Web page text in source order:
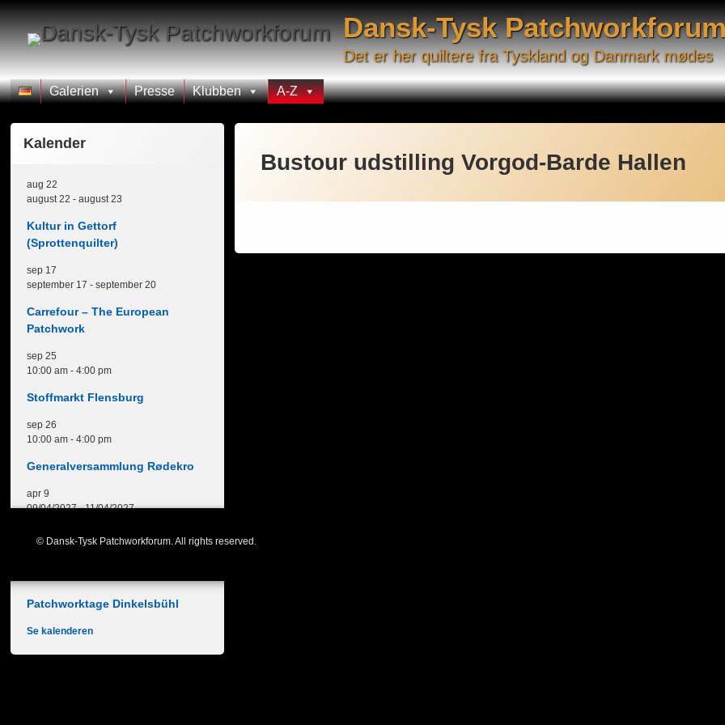
to
content
Dansk-Tysk
Det er her quiltere fra Tyskland og Danmark mødes
Galerien Presse Klubben A-Z
Bustour udstilling Vorgod-Barde Hallen
Kalender
aug22
august 22 -august 23
Kultur in Gettorf
(Sprottenquilter)
sep 17
september 17 -september 20
Carrefour – The European
Patchwork
sep25
10:00 am -4:00 pm
Stoffmarkt Flensburg
sep26
10:00 am -4:00 pm
Generalversammlung Rødekro
apr9
09/04/2027-11/04/2027
Freies Nähwochenende
Patchworktage Dinkelsbühl
Se kalenderen
© Dansk-Tysk Patchworkforum. All rights reserved.